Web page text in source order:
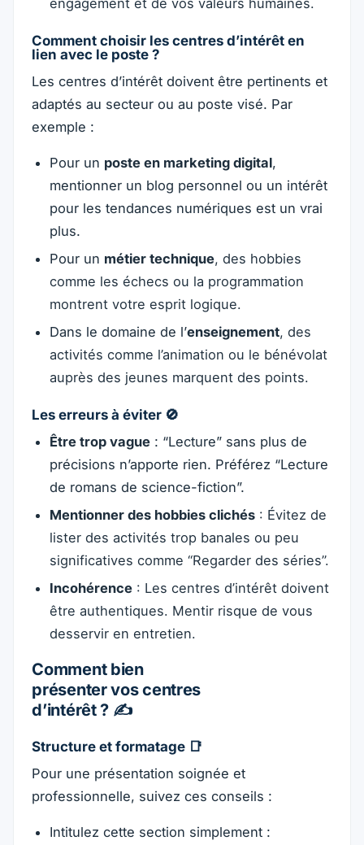
engagement et de vos valeurs humaines.
Comment choisir les centres d’intérêt en
lien avec le poste ?
Les centres d’intérêt doivent être pertinents et
adaptés au secteur ou au poste visé. Par
exemple :
Pour un poste en marketing digital,
mentionner un blog personnel ou un intérêt
pour les tendances numériques est un vrai
plus.
Pour un métier technique, des hobbies
comme les échecs ou la programmation
montrent votre esprit logique.
Dans le domaine de l’enseignement, des
activités comme l’animation ou le bénévolat
auprès des jeunes marquent des points.
Les erreurs à éviter 🚫
Être trop vague: “Lecture” sans plus de
précisions n’apporte rien. Préférez “Lecture
de romans de science-fiction”.
Mentionner des hobbies clichés: Évitez de
lister des activités trop banales ou peu
significatives comme “Regarder des séries”.
Incohérence: Les centres d’intérêt doivent
être authentiques. Mentir risque de vous
desservir en entretien.
Comment bien
présenter vos centres
d’intérêt ? ✍️
Structure et formatage 📑
Pour une présentation soignée et
professionnelle, suivez ces conseils :
Intitulez cette section simplement :